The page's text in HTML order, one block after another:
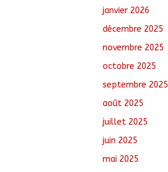
janvier 2026
décembre 2025
novembre 2025
octobre 2025
septembre 2025
août 2025
juillet 2025
juin 2025
mai 2025